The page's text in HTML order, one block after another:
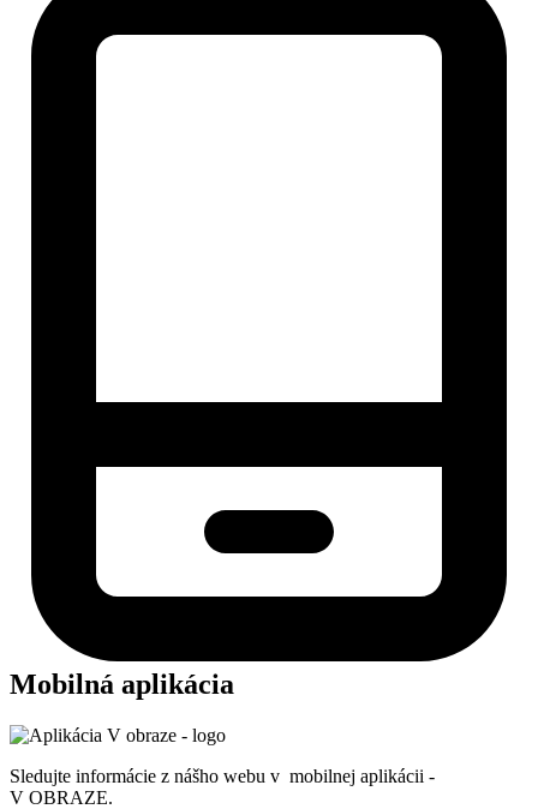
Mobilná aplikácia
Sledujte informácie z nášho webu v mobilnej aplikácii -
V OBRAZE.